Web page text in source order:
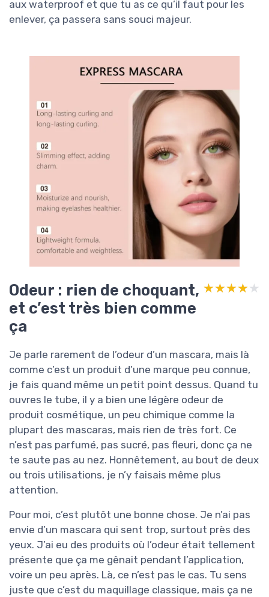
aux waterproof et que tu as ce qu’il faut pour les
enlever, ça passera sans souci majeur.
Odeur : rien de choquant,
et c’est très bien comme
ça
★★★★★
★★★★★
Je parle rarement de l’odeur d’un mascara, mais là
comme c’est un produit d’une marque peu connue,
je fais quand même un petit point dessus. Quand tu
ouvres le tube, il y a bien une légère odeur de
produit cosmétique, un peu chimique comme la
plupart des mascaras, mais rien de très fort. Ce
n’est pas parfumé, pas sucré, pas fleuri, donc ça ne
te saute pas au nez. Honnêtement, au bout de deux
ou trois utilisations, je n’y faisais même plus
attention.
Pour moi, c’est plutôt une bonne chose. Je n’ai pas
envie d’un mascara qui sent trop, surtout près des
yeux. J’ai eu des produits où l’odeur était tellement
présente que ça me gênait pendant l’application,
voire un peu après. Là, ce n’est pas le cas. Tu sens
juste que c’est du maquillage classique, mais ça ne